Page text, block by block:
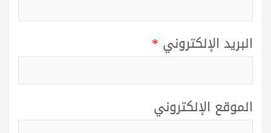
البريد الإلكتروني *
الموقع الإلكتروني